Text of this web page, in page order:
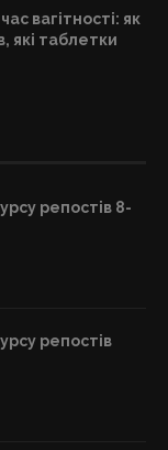
вагітності: як
які таблетки
репостів 8-
репостів